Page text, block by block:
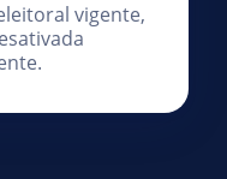
vigente,